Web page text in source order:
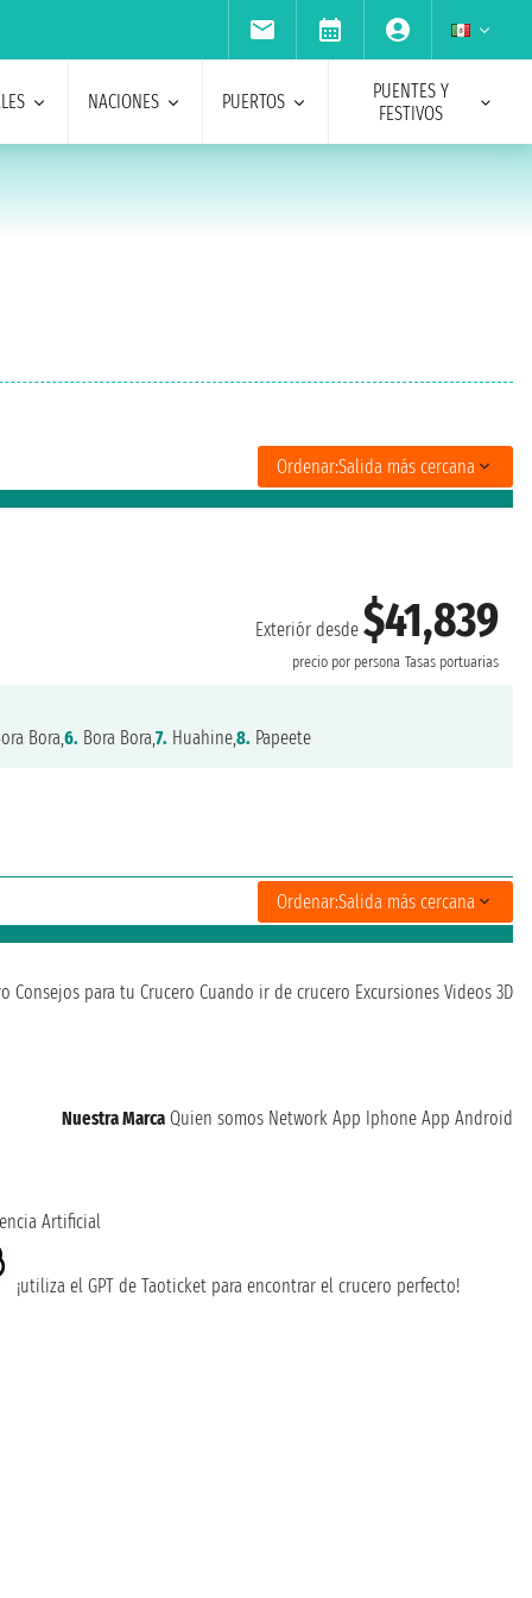
NACIONES PUERTOS
PUENTES Y
FESTIVOS
Ordenar:Salida más cercana
Exteriór desde$41,839
precio por persona Tasas portuarias
Bora,6. Bora Bora,7. Huahine,8. Papeete
Ordenar:Salida más cercana
Consejos para tu Crucero Cuando ir de crucero Excursiones Videos 3D
Nuestra Marca Quien somos Network App Iphone App Android
Artificial
¡utiliza el GPT de Taoticket para encontrar el crucero perfecto!